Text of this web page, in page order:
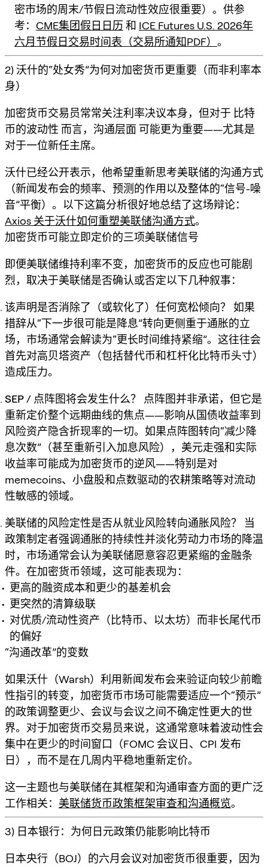
密市场的周末/节假日流动性效应很重要）。供参
考： CME集团假日日历 和 ICE Futures U.S. 2026年
六月节假日交易时间表（交易所通知PDF） 。
2) 沃什的“处女秀”为何对加密货币更重要（而非利率本
身）
加密货币交易员常常关注利率决议本身，但对于 比特
币的波动性 而言， 沟通层面 可能更为重要——尤其是
对于一位新任主席。
沃什已经公开表示，他希望重新思考美联储的沟通方式
（新闻发布会的频率、预测的作用以及整体的“信号-噪
音”平衡）。以下这篇分析很好地总结了这场辩论：
Axios 关于沃什如何重塑美联储沟通方式。
加密货币可能立即定价的三项美联储信号
即便美联储维持利率不变，加密货币的反应也可能剧
烈，取决于美联储是否确认或否定以下几种叙事：
该声明是否消除了（或软化了）任何宽松倾向？
如果
措辞从“下一步很可能是降息”转向更侧重于通胀的立
场，市场通常会解读为“更长时间维持紧缩”。这往往会
首先对高贝塔资产（包括替代币和杠杆化比特币头寸）
造成压力。
SEP / 点阵图将会发生什么？
点阵图并非承诺，但它是
重新定价整个远期曲线的焦点——影响从国债收益率到
风险资产隐含折现率的一切。如果点阵图转向“减少降
息次数”（甚至重新引入加息风险）， 美元走强和实际
收益率可能成为加密货币的逆风——特别是对
memecoins、小盘股和点数驱动的农耕策略等对流动
性敏感的领域。
美联储的风险定性是否从就业风险转向通胀风险？
当
政策制定者强调通胀的持续性并淡化劳动力市场的降温
时，市场通常会认为美联储愿意容忍更紧缩的金融条
件。在加密货币领域，这可能表现为：
更高的融资成本和更少的基差机会
更突然的清算级联
对优质/流动性资产（比特币、以太坊）而非长尾代币
的偏好
“沟通改革”的变数
如果沃什（Warsh）利用新闻发布会来验证向较少前瞻
性指引 的转变，加密货币市场可能需要适应一个“预示”
的政策调整更少、会议与会议之间不确定性更大的世
界。对于加密货币交易员来说，这通常意味着波动性会
集中在更少的时间窗口（FOMC 会议日、CPI 发布
日），而不是在几周内平稳地重新定价。
这一主题也与美联储在其框架和沟通审查方面的更广泛
工作相关： 美联储货币政策框架审查和沟通概览。
3) 日本银行：为何日元政策仍能影响比特币
日本央行（BOJ）的六月会议对加密货币很重要，因为